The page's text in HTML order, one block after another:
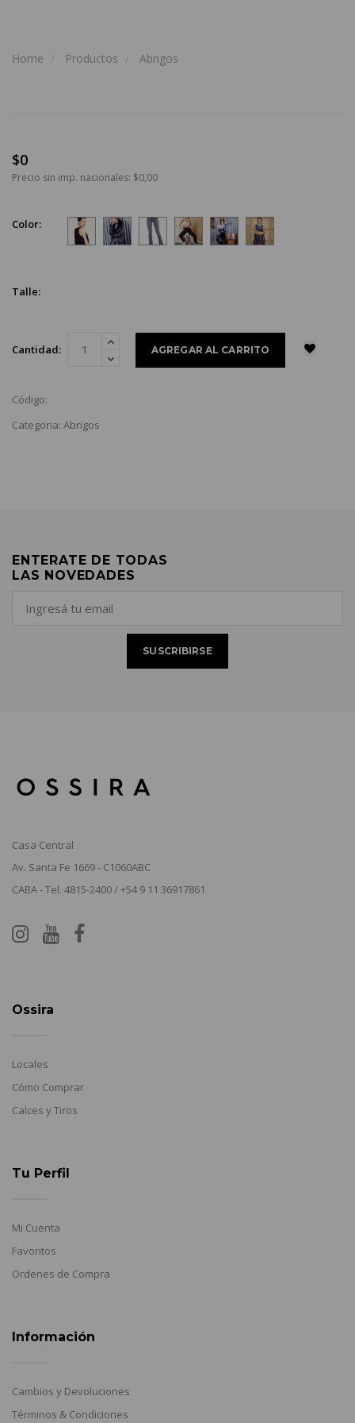
Home Productos Abrigos
$0
Precio sin imp. nacionales: $0,00
Color:
Talle:
Cantidad:
Código:
Categoria: Abrigos
ENTERATE DE TODAS
LAS NOVEDADES
Casa Central
Av. Santa Fe 1669 - C1060ABC
CABA - Tel. 4815-2400 / +54 9 11 36917861
Ossira
Locales
Cómo Comprar
Calces y Tiros
Tu Perfil
Mi Cuenta
Favoritos
Ordenes de Compra
Información
Cambios y Devoluciones
Términos & Condiciones